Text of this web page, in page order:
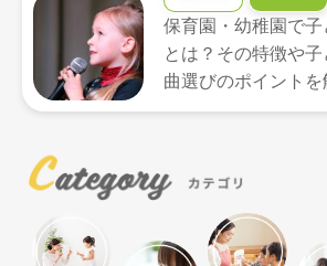
保育園・幼稚園で
とは？その特徴や
曲選びのポイントを